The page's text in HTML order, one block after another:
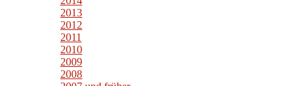
2013
2012
2011
2010
2009
2008